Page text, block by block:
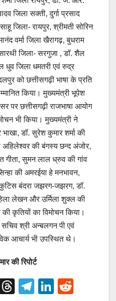
जिला सक्ती, दुर्गा प्रसाद
जिला- रायपुर, श्रीमती सोरिन
वर्मा जिला खैरागढ़, बुधराम
जिला- सरगुजा , डॉ. शैल
धुव जिला धमतरी एवं रुद्र
को छत्तीसगढ़ी भाषा के प्रति
किया। मुख्यमंत्री भूपेश
पर छत्तीसगढ़ी राजभाषा आयोग
भी किया। मुख्यमंत्री ने
डॉ. सुरेश कुमार शर्मा की
अहिलेश्वर की बंगस्य छन्द अंजोर,
गीता, सुमन लाल ध्रुव की गांव
की अमरईया हे मनभावन,
बंदरा जझरग-जझरग, डॉ.
लेखन और उर्मिला शुक्ल की
कृतियों का विमोचन किया।
श्री अन्बलगन पी एवं
आचार्य भी उपस्थित थे।
की रिपोर्ट
M
T
T
Li